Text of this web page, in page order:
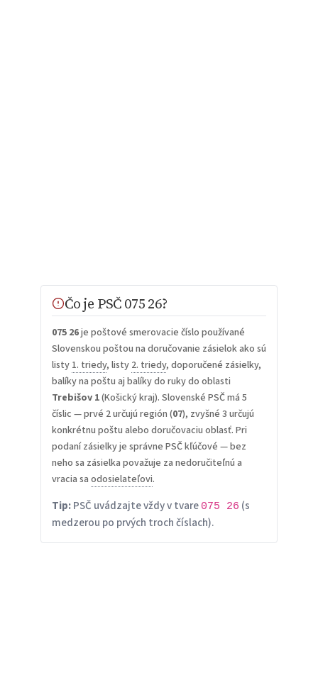
Čo je PSČ 075 26?
075 26je poštové smerovacie číslo používané
Slovenskou poštou na doručovanie zásielok ako sú
listy 1. triedy, listy 2. triedy, doporučené zásielky,
balíky na poštu aj balíky do ruky do oblasti
Trebišov 1(Košický kraj). Slovenské PSČ má 5
číslic — prvé 2 určujú región (07), zvyšné 3 určujú
konkrétnu poštu alebo doručovaciu oblasť. Pri
podaní zásielky je správne PSČ kľúčové — bez
neho sa zásielka považuje za nedoručiteľnú a
vracia sa odosielateľovi.
Tip:PSČ uvádzajte vždy v tvare 075 26 (s
medzerou po prvých troch číslach).